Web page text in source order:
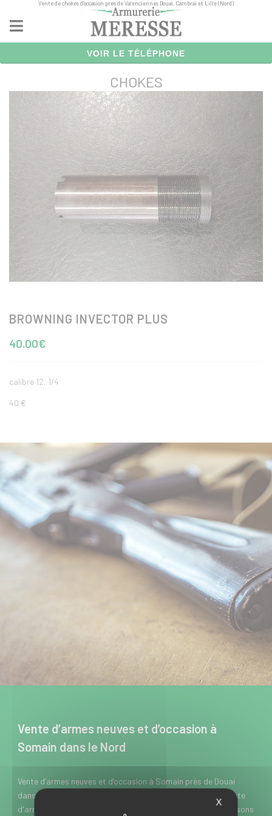
Vente de chokes d'occasion près de Valenciennes Douai, Cambrai et Lille (Nord)
VOIR LE TÉLÉPHONE
CHOKES
BROWNING INVECTOR PLUS
40.00€
calibre 12, 1/4
40 €
Vente d’armes neuves et d’occasion à
Somain dans le Nord
Vente d’armes neuves et d’occasion à Somain près de Douai
dans le Nord, l’Armurerie Meresse est spécialisée dans la vente
d'armes de chasse, de loisir et de défense. Nous vous proposons
Panneau de gestion des cookies
X